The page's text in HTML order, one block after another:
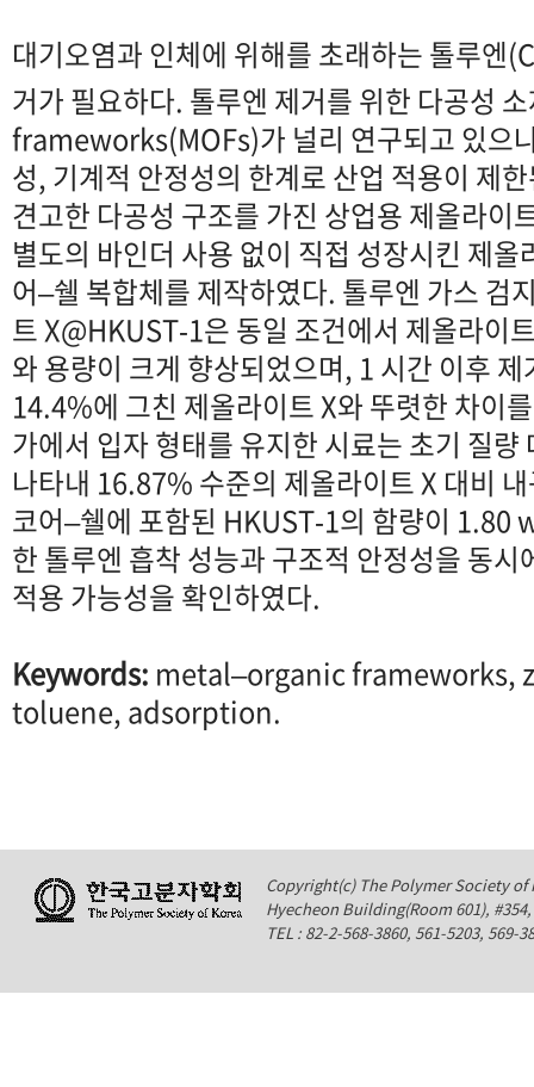
대기오염과 인체에 위해를 초래하는 톨루엔(C
거가 필요하다. 톨루엔 제거를 위한 다공성
frameworks(MOFs)가 널리 연구되고 있으
성, 기계적 안정성의 한계로 산업 적용이 제
견고한 다공성 구조를 가진 상업용 제올라이
별도의 바인더 사용 없이 직접 성장시킨 제
어–쉘 복합체를 제작하였다. 톨루엔 가스 검
트 X@HKUST‐1은 동일 조건에서 제올라이
와 용량이 크게 향상되었으며, 1 시간 이후
14.4%에 그친 제올라이트 X와 뚜렷한 차이
가에서 입자 형태를 유지한 시료는 초기 질
나타내 16.87% 수준의 제올라이트 X 대비
코어–쉘에 포함된 HKUST‐1의 함량이 1.80
한 톨루엔 흡착 성능과 구조적 안정성을 동
적용 가능성을 확인하였다.
Keywords: metal–organic frameworks,
toluene, adsorption.
Copyright(c) The Polymer Society of
Hyecheon Building(Room 601),
TEL : 82-2-568-3860, 561-5203,